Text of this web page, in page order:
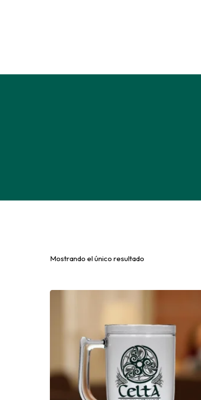
Mostrando el único resultado